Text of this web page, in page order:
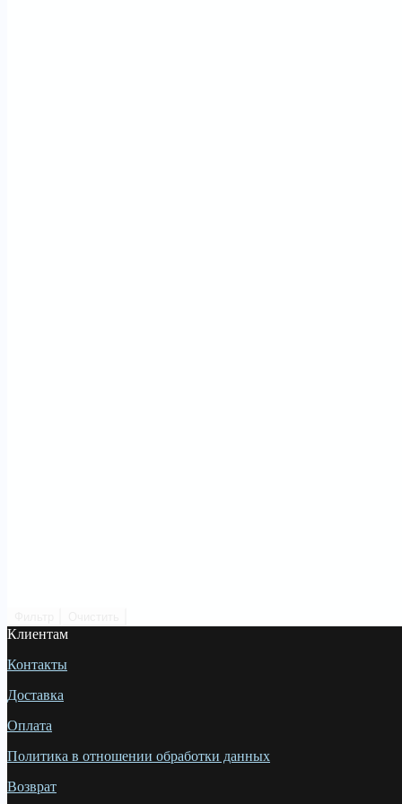
Клиентам
Контакты
Доставка
Оплата
Политика в отношении обработки данных
Возврат